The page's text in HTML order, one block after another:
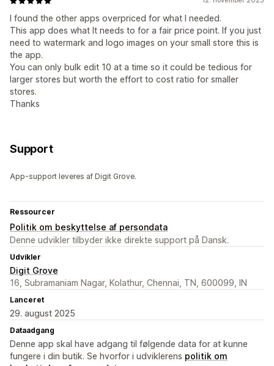
I found the other apps overpriced for what I needed.
This app does what It needs to for a fair price point. If you just
need to watermark and logo images on your small store this is
the app.
You can only bulk edit 10 at a time so it could be tedious for
larger stores but worth the effort to cost ratio for smaller
stores.
Thanks
Support
App-support leveres af Digit Grove.
Ressourcer
Politik om beskyttelse af persondata
Denne udvikler tilbyder ikke direkte support på Dansk.
Udvikler
Digit Grove
16, Subramaniam Nagar, Kolathur, Chennai, TN, 600099, IN
Lanceret
29. august 2025
Dataadgang
Denne app skal have adgang til følgende data for at kunne
fungere i din butik. Se hvorfor i udviklerens politik om